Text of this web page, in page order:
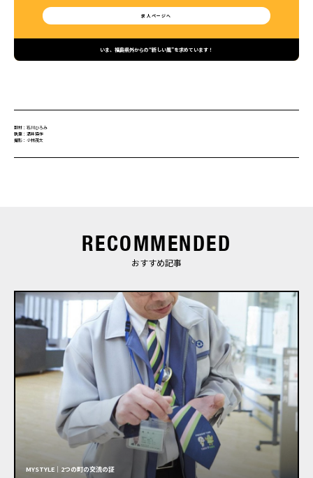
求人ページへ
いま、福島県外からの“新しい風”を求めています！
取材：石川ひろみ
執筆：酒井瑛作
撮影：小林茂太
RECOMMENDED
おすすめ記事
MYSTYLE｜2つの町の交流の証